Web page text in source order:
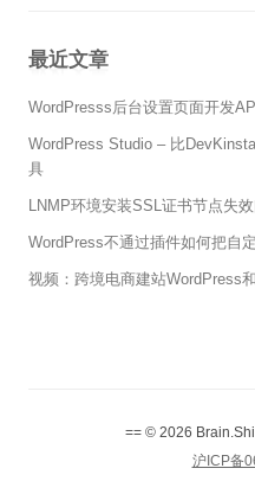
最近文章
WordPresss后台设置页面开发
WordPress Studio – 比
具
LNMP环境安装SSL证书节点失
WordPress不通过插件如何把自
视频：跨境电商建站WordPress
== © 2026
沪ICP备